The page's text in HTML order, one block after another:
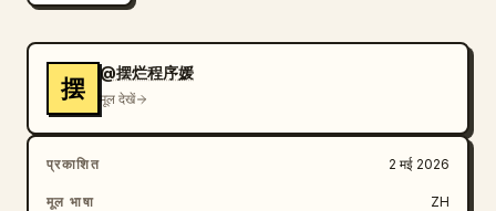
摆
@摆烂程序媛
मूल देखें
प्रकाशित 2 मई 2026
मूल भाषा ZH